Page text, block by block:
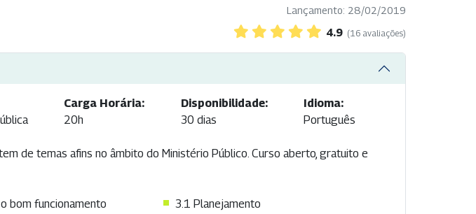
Lançamento: 28/02/2019
4.9 (16 avaliações)
Carga Horária:
20h
Disponibilidade:
30 dias
Idioma:
Português
de temas afins no âmbito do Ministério Público. Curso aberto, gratuito e
bom funcionamento
3.1 Planejamento